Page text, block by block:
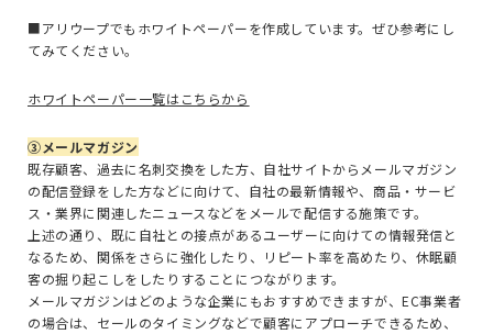
■アリウープでもホワイトペーパーを作成しています。ぜひ参考にし
てみてください。
ホワイトペーパー一覧はこちらから
③メールマガジン
既存顧客、過去に名刺交換をした方、自社サイトからメールマガジン
の配信登録をした方などに向けて、自社の最新情報や、商品・サービ
ス・業界に関連したニュースなどをメールで配信する施策です。
上述の通り、既に自社との接点があるユーザーに向けての情報発信と
なるため、関係をさらに強化したり、リピート率を高めたり、休眠顧
客の掘り起こしをしたりすることにつながります。
メールマガジンはどのような企業にもおすすめできますが、EC事業者
の場合は、セールのタイミングなどで顧客にアプローチできるため、